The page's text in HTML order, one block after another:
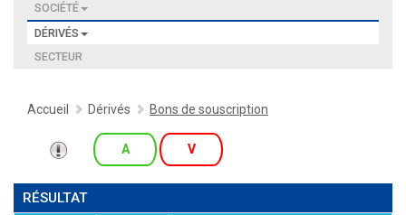
SOCIÉTÉ
DÉRIVÉS
SECTEUR
Accueil Dérivés Bons de souscription
A V
RÉSULTAT